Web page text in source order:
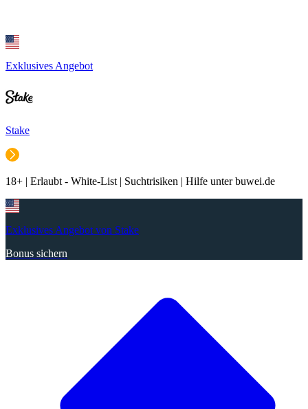
Exklusives Angebot
Stake
18+ | Erlaubt - White-List | Suchtrisiken | Hilfe unter buwei.de
Exklusives Angebot von Stake
Bonus sichern